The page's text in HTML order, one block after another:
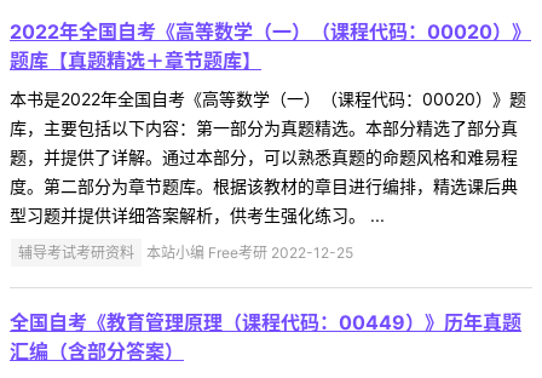
2022年全国自考《高等数学（一）（课程代码：00020）》
题库【真题精选＋章节题库】
本书是2022年全国自考《高等数学（一）（课程代码：00020）》题
库，主要包括以下内容：第一部分为真题精选。本部分精选了部分真
题，并提供了详解。通过本部分，可以熟悉真题的命题风格和难易程
度。第二部分为章节题库。根据该教材的章目进行编排，精选课后典
型习题并提供详细答案解析，供考生强化练习。 ...
辅导考试考研资料 本站小编 Free考研 2022-12-25
全国自考《教育管理原理（课程代码：00449）》历年真题
汇编（含部分答案）